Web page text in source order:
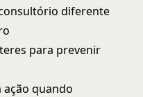
diferente
para prevenir
quando